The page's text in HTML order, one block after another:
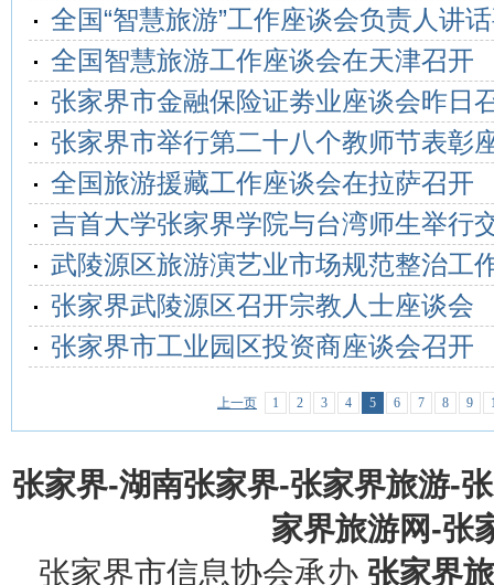
全国“智慧旅游”工作座谈会负责人讲
全国智慧旅游工作座谈会在天津召开
张家界市金融保险证劵业座谈会昨日
张家界市举行第二十八个教师节表彰
全国旅游援藏工作座谈会在拉萨召开
吉首大学张家界学院与台湾师生举行
武陵源区旅游演艺业市场规范整治工
张家界武陵源区召开宗教人士座谈会
张家界市工业园区投资商座谈会召开
上一页 1 2 3 4 5 6 7 8 9
张家界-湖南张家界-张家界旅游-
家界旅游网-张
张家界市信息协会承办 张家界